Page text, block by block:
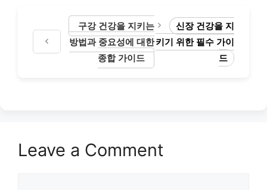
구강 건강을 지키는
방법과 중요성에 대한
종합 가이드
신장 건강을 지
키기 위한 필수 가이
드
Leave a Comment